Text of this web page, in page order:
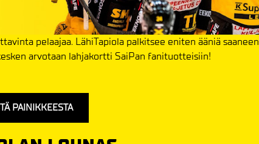
pelaajaa. LähiTapiola palkitsee eniten ääniä saaneen
arvotaan lahjakortti SaiPan fanituotteisiin!
PAINIKKEESTA